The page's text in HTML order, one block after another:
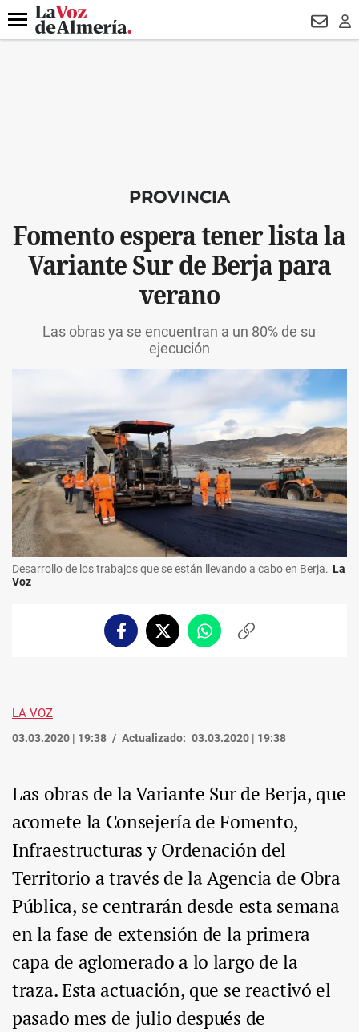
DESTACADO DRON UDA
Menú
PROVINCIA
Fomento espera tener lista la
Variante Sur de Berja para
verano
Las obras ya se encuentran a un 80% de su
ejecución
Desarrollo de los trabajos que se están llevando a cabo en Berja. La
Voz
FacebookTwitterWhatsappCopiar
LA VOZ
03.03.2020 | 19:38 Actualizado: 03.03.2020 | 19:38
Las obras de la Variante Sur de Berja, que
acomete la Consejería de Fomento,
Infraestructuras y Ordenación del
Territorio a través de la Agencia de Obra
Pública, se centrarán desde esta semana
en la fase de extensión de la primera
capa de aglomerado a lo largo de la
traza. Esta actuación, que se reactivó el
pasado mes de julio después de